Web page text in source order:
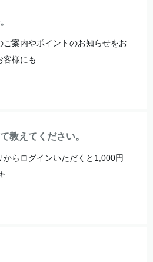
案内やポイントのお知らせをお
様にも...
教えてください。
らログインいただくと1,000円